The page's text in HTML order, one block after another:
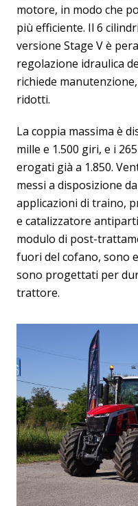
motore, in modo che
più efficiente. Il 6
versione Stage V è
regolazione idraulica
richiede
ridotti.
La coppia massima è
mille e 1.500 giri, e i
erogati già a 1.850.
messi a disposizione
applicazioni di traino,
e catalizzatore
modulo di post-
fuori del cofano, sono
sono progettati per
trattore.